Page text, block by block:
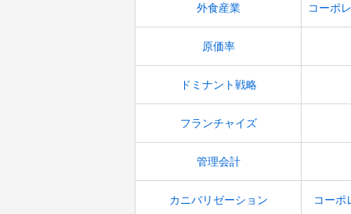
外食産業 コーポ
原価率
ドミナント戦略
フランチャイズ
管理会計
カニバリゼーション コーポ